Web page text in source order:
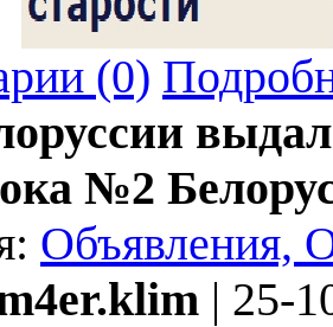
(0)
№2
Объявления,
| 25-